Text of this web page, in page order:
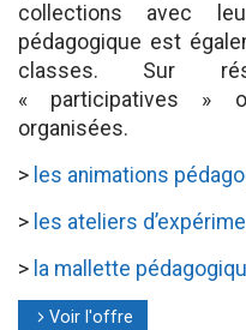
collections avec
pédagogique est
classes. Sur
« participatives »
organisées.
> les animations
> les ateliers
> la mallette
l Voir l'offre